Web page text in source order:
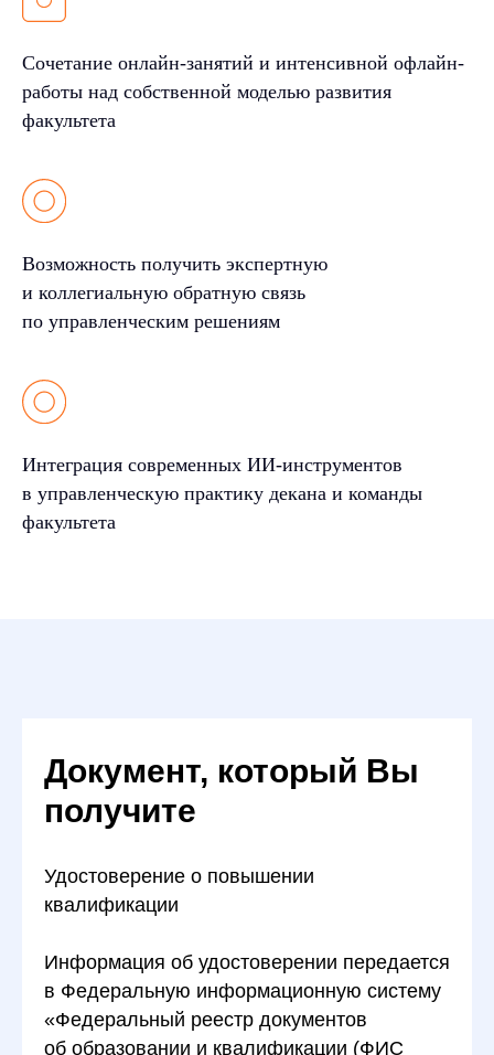
Сочетание онлайн-занятий и интенсивной офлайн-
работы над собственной моделью развития
факультета
Возможность получить экспертную
и коллегиальную обратную связь
по управленческим решениям
Интеграция современных ИИ-инструментов
в управленческую практику декана и команды
факультета
Документ, который Вы
получите
Удостоверение о повышении
квалификации
Информация об удостоверении передается
в Федеральную информационную систему
«Федеральный реестр документов
об образовании и квалификации (ФИС